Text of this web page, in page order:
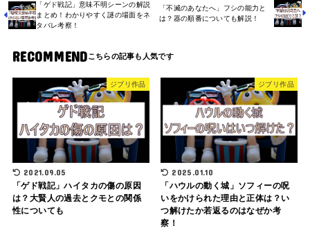
「ゲド戦記」意味不明シーンの解説
まとめ！わかりやすく謎の場面をネ
タバレ考察！
「不滅のあなたへ」フシの能力と
は？器の順番についても解説！
RECOMMEND
ジブリ作品
2021.09.05
「ゲド戦記」ハイタカの傷の原因
は？大賢人の過去とクモとの関係
性についても
ジブリ作品
2025.01.10
「ハウルの動く城」ソフィーの呪
いをかけられた理由と正体は？い
つ解けたか若返るのはなぜか考
察！